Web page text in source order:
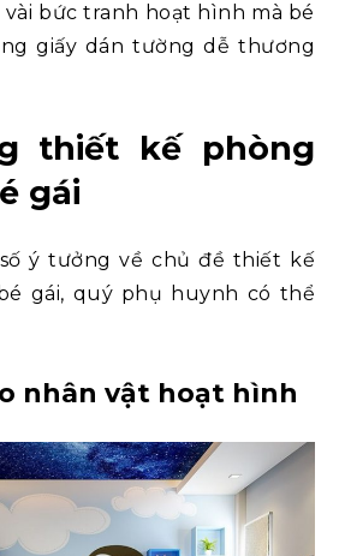
bức tranh hoạt hình mà bé
giấy dán tường dễ thương
thiết kế phòng
gái
ý tưởng về chủ đề thiết kế
gái, quý phụ huynh có thể
nhân vật hoạt hình